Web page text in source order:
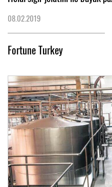
08.02.2019
Fortune Turkey